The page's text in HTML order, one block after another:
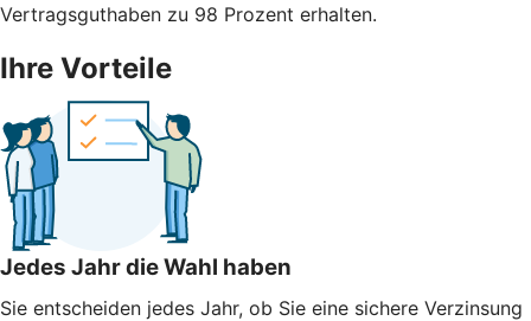
Vertragsguthaben zu 98 Prozent erhalten.
Ihre Vorteile
Jedes Jahr die Wahl haben
Sie entscheiden jedes Jahr, ob Sie eine sichere Verzinsung